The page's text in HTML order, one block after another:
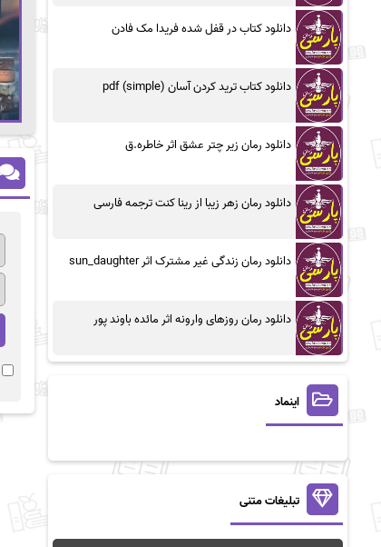
دانلود کتاب در قفل شده فریدا مک فادن
دانلود کتاب ترید کردن آسان (simple) pdf
دانلود رمان زیر چتر عشق اثر خاطره.ق
دانلود رمان زهر زیبا از رینا کنت ترجمه فارسی
دانلود رمان زندگی غیر مشترک اثر sun_daughter
دانلود رمان روزهای وارونه اثر مائده باوند پور
اینماد
تبلیغات متنی